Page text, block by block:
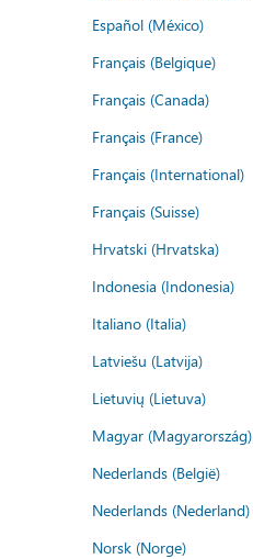
Español (México)
Français (Belgique)
Français (Canada)
Français (France)
Français (International)
Français (Suisse)
Hrvatski (Hrvatska)
Indonesia (Indonesia)
Italiano (Italia)
Latviešu (Latvija)
Lietuvių (Lietuva)
Magyar (Magyarország)
Nederlands (België)
Nederlands (Nederland)
Norsk (Norge)